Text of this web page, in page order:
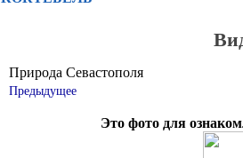
Природа Севастополя
Предыдущее
Это фото для